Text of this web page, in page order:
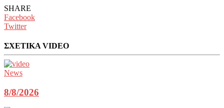
SHARE
Facebook
Twitter
ΣΧΕΤΙΚΑ VIDEO
News
8/8/2026